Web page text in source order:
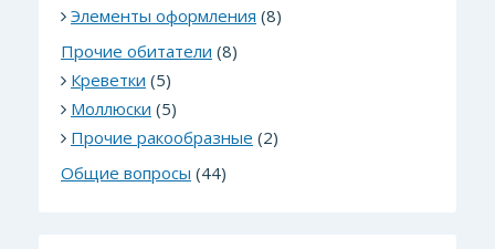
Элементы оформления (8)
Прочие обитатели (8)
Креветки (5)
Моллюски (5)
Прочие ракообразные (2)
Общие вопросы (44)